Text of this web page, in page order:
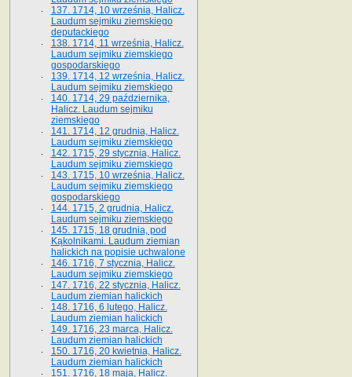
137. 1714, 10 września, Halicz.
Laudum sejmiku ziemskiego
deputackiego
138. 1714, 11 września, Halicz.
Laudum sejmiku ziemskiego
gospodarskiego
139. 1714, 12 września, Halicz.
Laudum sejmiku ziemskiego
140. 1714, 29 października,
Halicz. Laudum sejmiku
ziemskiego
141. 1714, 12 grudnia, Halicz.
Laudum sejmiku ziemskiego
142. 1715, 29 stycznia, Halicz.
Laudum sejmiku ziemskiego
143. 1715, 10 września, Halicz.
Laudum sejmiku ziemskiego
gospodarskiego
144. 1715, 2 grudnia, Halicz.
Laudum sejmiku ziemskiego
145. 1715, 18 grudnia, pod
Kąkolnikami. Laudum ziemian
halickich na popisie uchwalone
146. 1716, 7 stycznia, Halicz.
Laudum sejmiku ziemskiego
147. 1716, 22 stycznia, Halicz.
Laudum ziemian halickich
148. 1716, 6 lutego, Halicz.
Laudum ziemian halickich
149. 1716, 23 marca, Halicz.
Laudum ziemian halickich
150. 1716, 20 kwietnia, Halicz.
Laudum ziemian halickich
151. 1716, 18 maja, Halicz.